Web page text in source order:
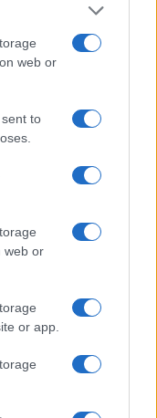
web or
to
web or
or app.
del cuneo
Bonomi
per Berlusconi,
vincente di
si è scatenato
Su un unico,
accordarsi su
lo schema, quella
più voti